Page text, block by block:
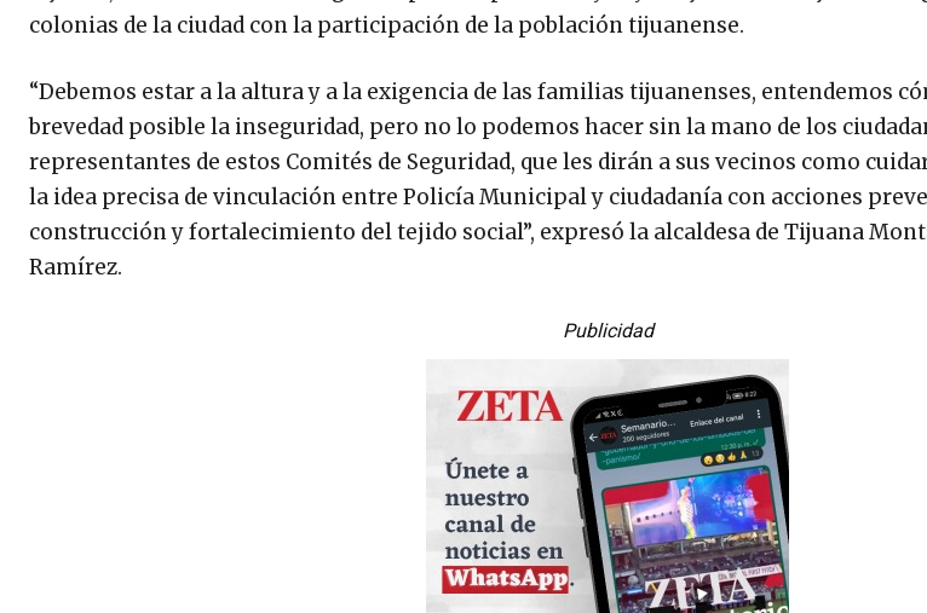
colonias de la ciudad con la participación de la población tijuanense.
“Debemos estar a la altura y a la exigencia de las familias tijuanenses, entendemos
brevedad posible la inseguridad, pero no lo podemos hacer sin la mano de los
representantes de estos Comités de Seguridad, que les dirán a sus vecinos como
la idea precisa de vinculación entre Policía Municipal y ciudadanía con acciones
construcción y fortalecimiento del tejido social”, expresó la alcaldesa de Tijuana
Ramírez.
Publicidad